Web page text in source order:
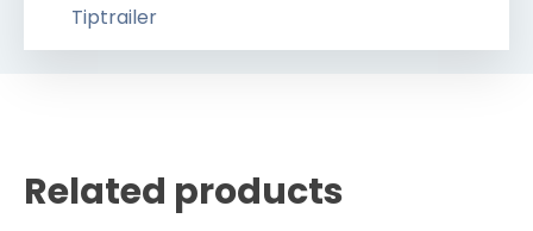
Tiptrailer
Related products